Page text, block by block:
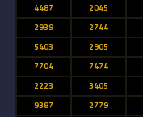
4487
2045
2939
2744
5403
2905
7704
7474
2223
3405
9387
2779